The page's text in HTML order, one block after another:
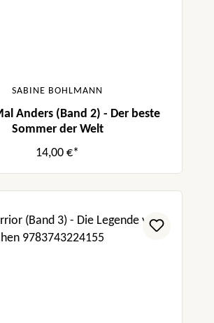
SABINE BOHLMANN
Anders (Band 2) - Der beste
Sommer der Welt
14,00 €*